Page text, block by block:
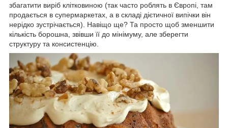
збагатити виріб клітковиною (так часто роблять в Європі, там
продається в супермаркетах, а в складі дієтичної випічки він
нерідко зустрічається). Навіщо ще? Та просто щоб зменшити
кількість борошна, звівши її до мінімуму, але зберегти
структуру та консистенцію.